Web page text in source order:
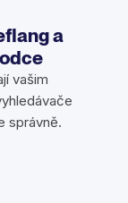
a
vašim
správně.